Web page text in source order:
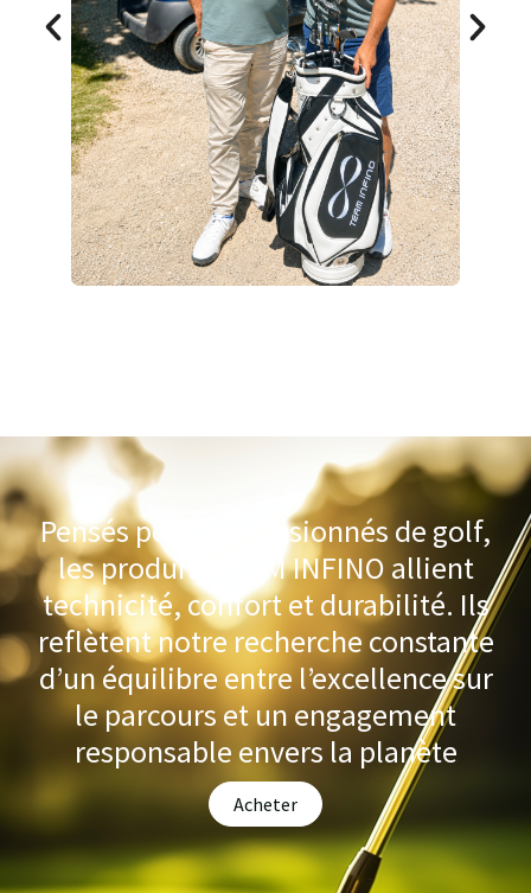
Pensés pour les passionnés de golf,
les produits TEAM INFINO allient
technicité, confort et durabilité. Ils
reflètent notre recherche constante
d’un équilibre entre l’excellence sur
le parcours et un engagement
responsable envers la planète
Acheter